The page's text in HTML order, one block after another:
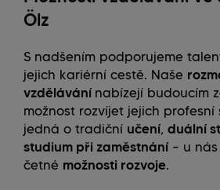
Ölz
S nadšením podporujeme
jejich kariérní cestě. Naše
vzdělávání nabízejí budoucím
možnost rozvíjet jejich profesní
jedná o tradiční učení, duální
studium při zaměstnání – u
četné možnosti rozvoje.